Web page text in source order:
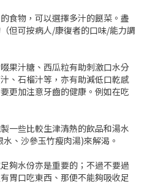
食物，可以選擇多汁的餸菜。盡
但可按病人/康復者的口味/能力調
果汁糖、西瓜粒有助刺激口水分
、石榴汁等，亦有助減低口乾感
更加注意牙齒的健康。例如在吃
一些比較生津清熱的飲品和湯水
、沙參玉竹瘦肉湯)來解渴。
夠水份亦是重要的；不過不要過
胃口吃東西、那便不能夠吸收足